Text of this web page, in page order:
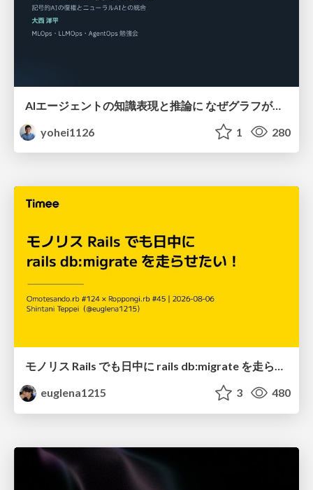
AIエージェントの知識表現と推論に なぜグラフが使われるのか - 記号的AIの復権とニューラルAIとの統合
yohei1126
1 280
モノリス Rails でも日中に rails db:migrate を走らせたい！ / Daytime rails db:migrate on Monolithic Rails!
euglena1215
3 480